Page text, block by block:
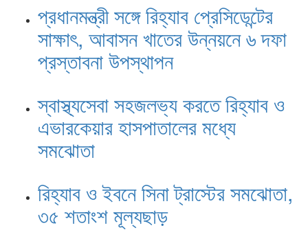
প্রধানমন্ত্রী সঙ্গে রিহ্যাব প্রেসিডেন্টের
সাক্ষাৎ, আবাসন খাতের উন্নয়নে ৬ দফা
প্রস্তাবনা উপস্থাপন
স্বাস্থ্যসেবা সহজলভ্য করতে রিহ্যাব ও
এভারকেয়ার হাসপাতালের মধ্যে
সমঝোতা
রিহ্যাব ও ইবনে সিনা ট্রাস্টের সমঝোতা,
৩৫ শতাংশ মূল্যছাড়